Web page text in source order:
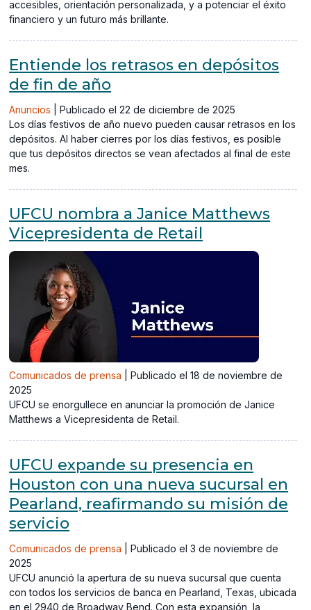
accesibles, orientación personalizada, y a potenciar el éxito
financiero y un futuro más brillante.
Entiende los retrasos en depósitos
de fin de año
Anuncios |Publicado el 22 de diciembre de 2025
Los días festivos de año nuevo pueden causar retrasos en los
depósitos. Al haber cierres por los días festivos, es posible
que tus depósitos directos se vean afectados al final de este
mes.
UFCU nombra a Janice Matthews
Vicepresidenta de Retail
Comunicados de prensa |Publicado el 18 de noviembre de
2025
UFCU se enorgullece en anunciar la promoción de Janice
Matthews a Vicepresidenta de Retail.
UFCU expande su presencia en
Houston con una nueva sucursal en
Pearland, reafirmando su misión de
servicio
Comunicados de prensa |Publicado el 3 de noviembre de
2025
UFCU anunció la apertura de su nueva sucursal que cuenta
con todos los servicios de banca en Pearland, Texas, ubicada
en el 2940 de Broadway Bend. Con esta expansión, la